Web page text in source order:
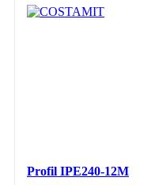
Profil IPE240-12M